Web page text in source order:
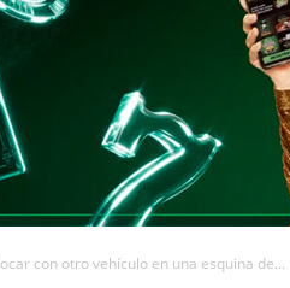
con otro vehículo en una esquina de...